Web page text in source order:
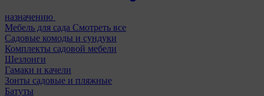
назначению
Мебель для сада Смотреть все
Садовые комоды и сундуки
Комплекты садовой мебели
Шезлонги
Гамаки и качели
Зонты садовые и пляжные
Батуты